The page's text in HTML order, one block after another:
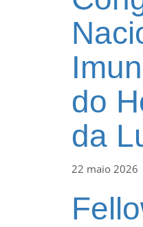
do
da
22 maio 2026